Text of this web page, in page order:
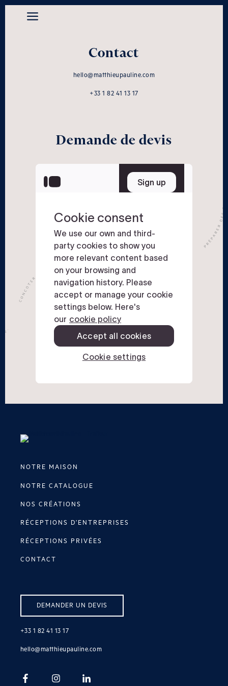
Contact
hello@matthieupauline.com
+33 1 82 41 13 17
Demande de devis
NOTRE MAISON
NOTRE CATALOGUE
NOS CRÉATIONS
RÉCEPTIONS D’ENTREPRISES
RÉCEPTIONS PRIVÉES
CONTACT
DEMANDER UN DEVIS
+33 1 82 41 13 17
hello@matthieupauline.com